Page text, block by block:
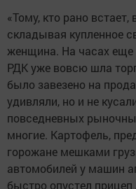
«Тому, кто рано встает,
складывая купленное
женщина. На часах
РДК уже вовсю шла
было завезено на
удивляли, но и не
повседневных
многие. Картофель,
горожане мешками
автомобилей у машин
быстро опустел